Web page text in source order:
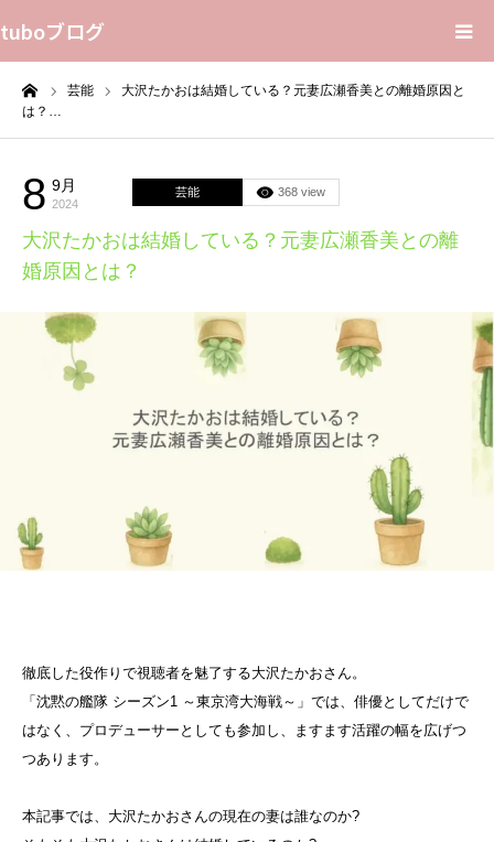
tuboブログ
芸能
大沢たかおは結婚している？元妻広瀬香美との離婚原因と
は？…
8 9月
2024
芸能 368 view
大沢たかおは結婚している？元妻広瀬香美との離
婚原因とは？
徹底した役作りで視聴者を魅了する大沢たかおさん。
「沈黙の艦隊 シーズン1 ～東京湾大海戦～」では、俳優としてだけで
はなく、プロデューサーとしても参加し、ますます活躍の幅を広げつ
つあります。
本記事では、大沢たかおさんの現在の妻は誰なのか?
花言葉
Sitemap
Contact Us